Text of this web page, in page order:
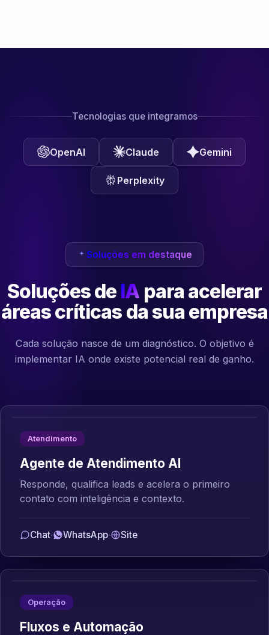
Tecnologias que integramos
OpenAI Claude Gemini
Perplexity
Soluções em destaque
Soluções de IA para acelerar
áreas críticas da sua empresa
Cada solução nasce de um diagnóstico. O objetivo é
implementar IA onde existe potencial real de ganho.
Atendimento
Agente de Atendimento AI
Responde, qualifica leads e acelera o primeiro
contato com inteligência e contexto.
Chat· WhatsApp· Site
Operação
Fluxos e Automação